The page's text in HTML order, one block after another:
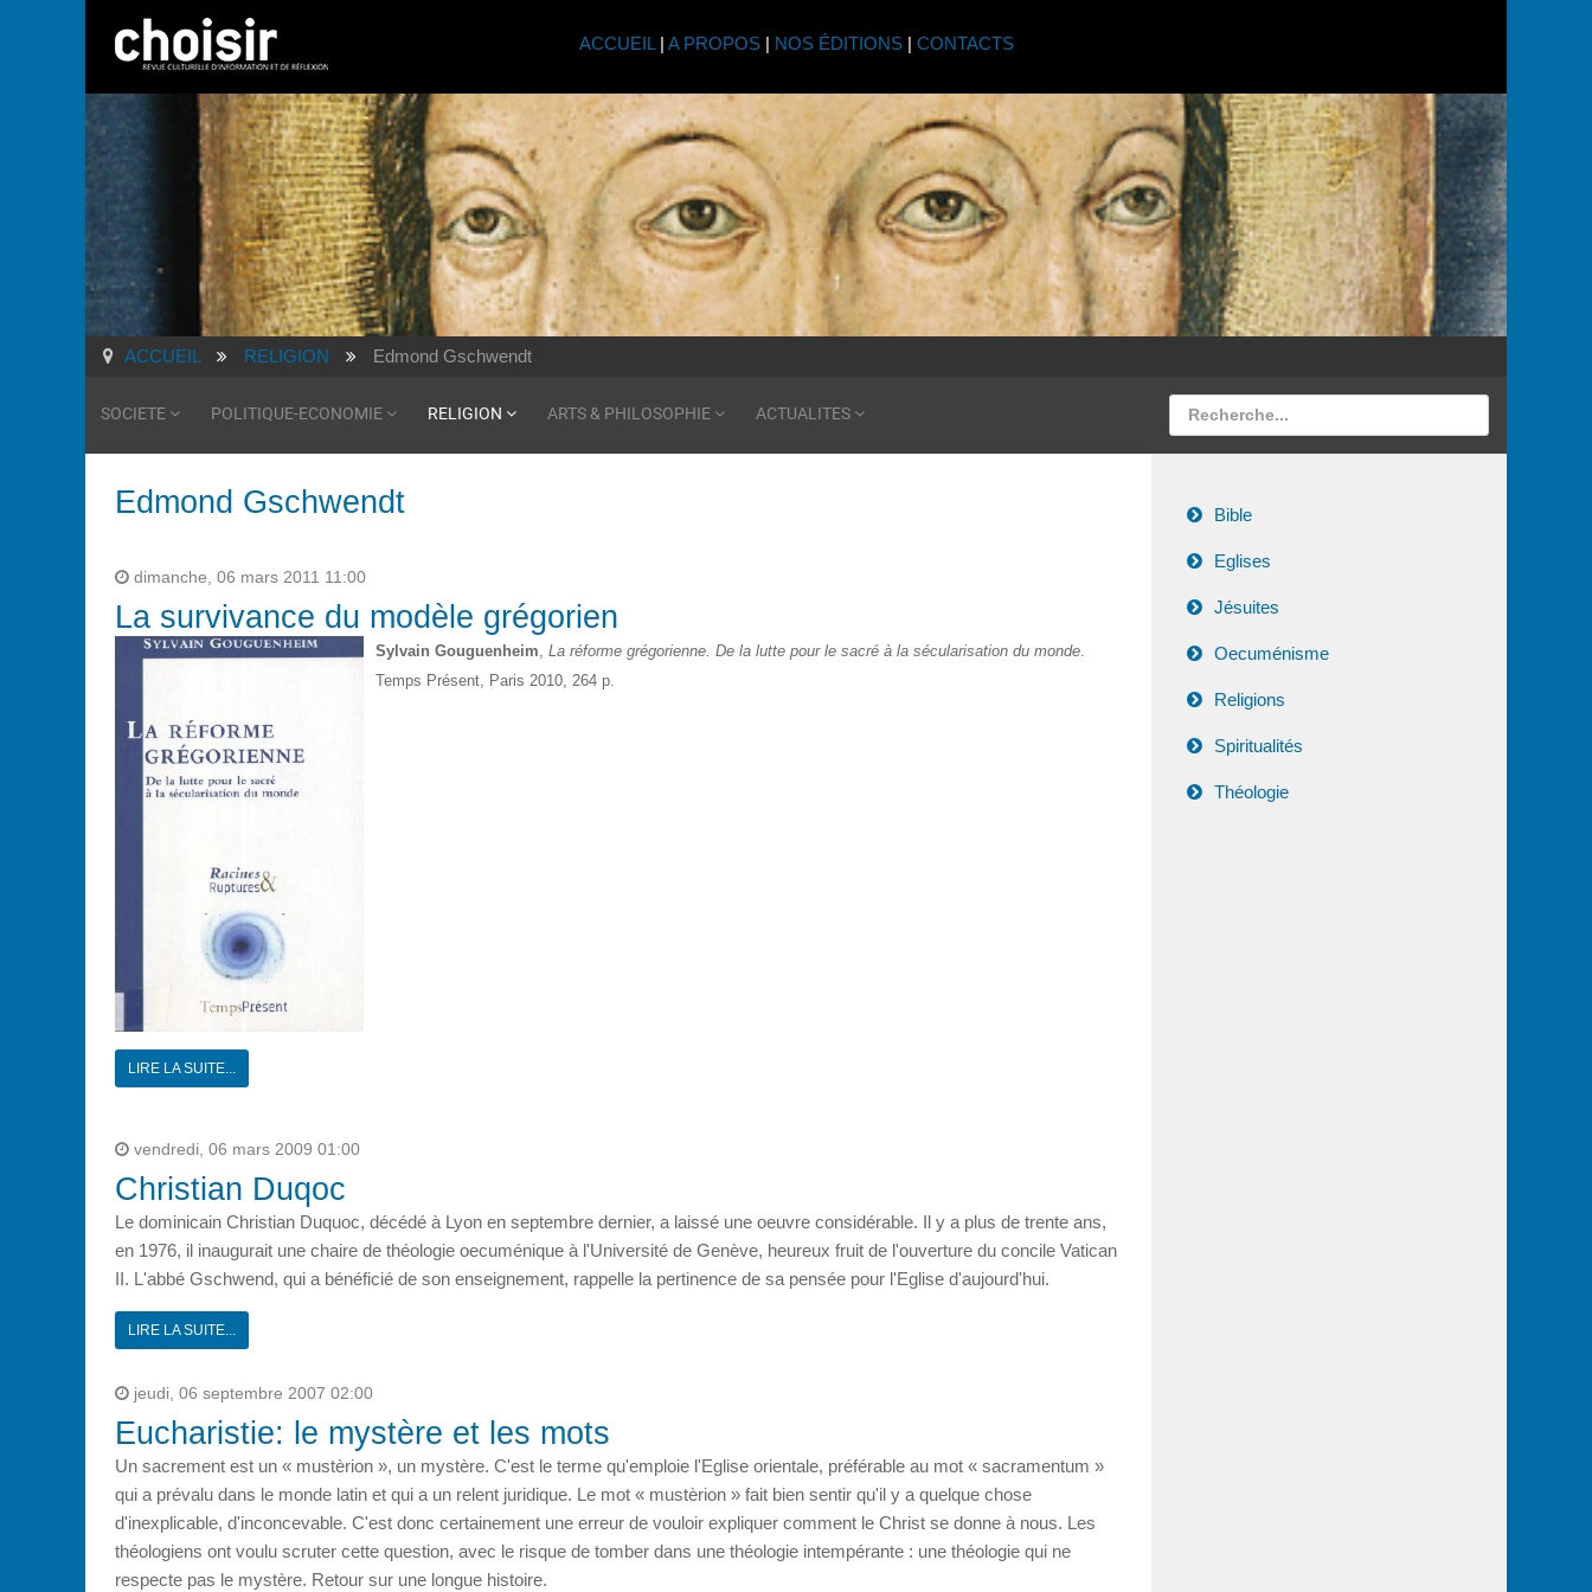
ACCUEIL | A PROPOS| NOS ÉDITIONS| CONTACTS
ACCUEIL RELIGION Edmond Gschwendt
SOCIETE POLITIQUE-ECONOMIE RELIGION ARTS & PHILOSOPHIE ACTUALITES
Edmond Gschwendt
dimanche, 06 mars 2011 11:00
La survivance du modèle grégorien
Sylvain Gouguenheim La réforme grégorienne. De la lutte pour le sacré à la sécularisation du monde
Temps Présent, Paris 2010, 264 p.
LIRE LA SUITE...
vendredi, 06 mars 2009 01:00
Christian Duqoc
Le dominicain Christian Duquoc, décédé à Lyon en septembre dernier, a laissé une oeuvre considérable. Il y a plus de trente ans,
en 1976, il inaugurait une chaire de théologie oecuménique à l'Université de Genève, heureux fruit de l'ouverture du concile Vatican
II. L'abbé Gschwend, qui a bénéficié de son enseignement, rappelle la pertinence de sa pensée pour l'Eglise d'aujourd'hui.
LIRE LA SUITE...
jeudi, 06 septembre 2007 02:00
Eucharistie: le mystère et les mots
Un sacrement est un « mustèrion », un mystère. C'est le terme qu'emploie l'Eglise orientale, préférable au mot « sacramentum »
qui a prévalu dans le monde latin et qui a un relent juridique. Le mot « mustèrion » fait bien sentir qu'il y a quelque chose
d'inexplicable, d'inconcevable. C'est donc certainement une erreur de vouloir expliquer comment le Christ se donne à nous. Les
théologiens ont voulu scruter cette question, avec le risque de tomber dans une théologie intempérante : une théologie qui ne
respecte pas le mystère. Retour sur une longue histoire.
Bible
Eglises
Jésuites
Oecuménisme
Religions
Spiritualités
Théologie